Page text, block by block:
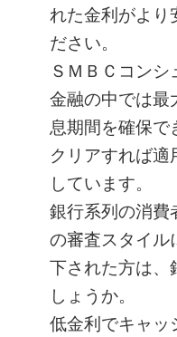
れた金利がより
ださい。
ＳＭＢＣコン
金融の中では最
息期間を確保で
クリアすれば
しています。
銀行系列の消費
の審査スタイル
下された方は、
しょうか。
低金利でキャッ